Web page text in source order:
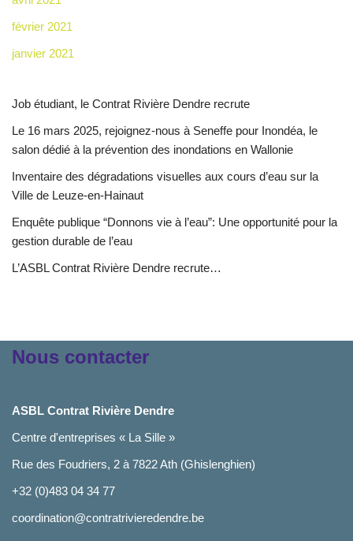
février 2021
janvier 2021
Job étudiant, le Contrat Rivière Dendre recrute
Le 16 mars 2025, rejoignez-nous à Seneffe pour Inondéa, le
salon dédié à la prévention des inondations en Wallonie
Inventaire des dégradations visuelles aux cours d’eau sur la
Ville de Leuze-en-Hainaut
Enquête publique “Donnons vie à l’eau”: Une opportunité pour la
gestion durable de l’eau
L’ASBL Contrat Rivière Dendre recrute…
Nous contacter
ASBL Contrat Rivière Dendre
Centre d'entreprises « La Sille »
Rue des Foudriers, 2 à 7822 Ath (Ghislenghien)
+32 (0)483 04 34 77
coordination@contratrivieredendre.be